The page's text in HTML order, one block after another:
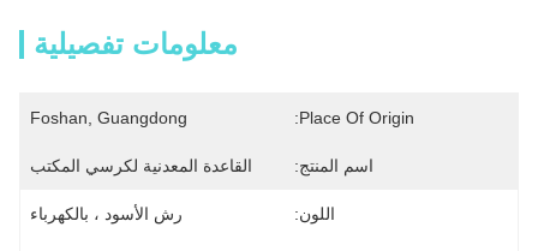
معلومات تفصيلية
Place Of Origin:
Foshan, Guangdong
اسم المنتج: القاعدة المعدنية لكرسي المكتب
اللون: رش الأسود ، بالكهرباء